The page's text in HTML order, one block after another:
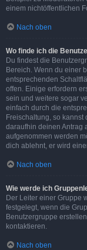
einem nichtöffentlichen
Nach oben
Wo finde ich die
Du findest die
Bereich. Wenn du einer
entsprechenden
offen. Einige erfordern
sein und weitere sogar
einfach durch die
Freischaltung, so
daraufhin deinen Antrag
aufgenommen werden
dich ablehnt, er wird
Nach oben
Wie werde ich
Der Leiter einer Gruppe
festgelegt, wenn die
Benutzergruppe
kontaktieren.
Nach oben